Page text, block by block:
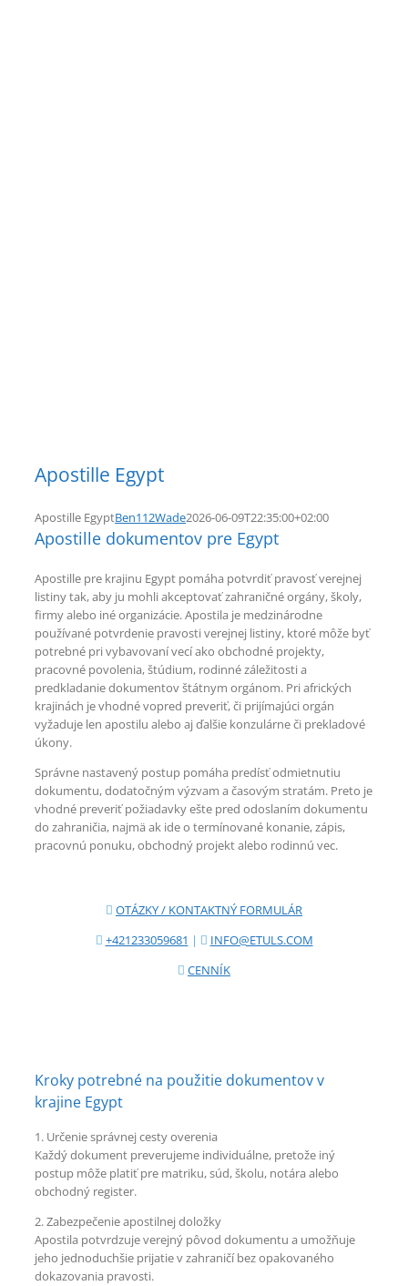
Apostille Egypt
Apostille EgyptBen112Wade2026-06-09T22:35:00+02:00
Apostille dokumentov pre Egypt
Apostille pre krajinu Egypt pomáha potvrdiť pravosť verejnej
listiny tak, aby ju mohli akceptovať zahraničné orgány, školy,
firmy alebo iné organizácie. Apostila je medzinárodne
používané potvrdenie pravosti verejnej listiny, ktoré môže byť
potrebné pri vybavovaní vecí ako obchodné projekty,
pracovné povolenia, štúdium, rodinné záležitosti a
predkladanie dokumentov štátnym orgánom. Pri afrických
krajinách je vhodné vopred preveriť, či prijímajúci orgán
vyžaduje len apostilu alebo aj ďalšie konzulárne či prekladové
úkony.
Správne nastavený postup pomáha predísť odmietnutiu
dokumentu, dodatočným výzvam a časovým stratám. Preto je
vhodné preveriť požiadavky ešte pred odoslaním dokumentu
do zahraničia, najmä ak ide o termínované konanie, zápis,
pracovnú ponuku, obchodný projekt alebo rodinnú vec.
OTÁZKY / KONTAKTNÝ FORMULÁR
+421233059681 |
INFO@ETULS.COM
CENNÍK
Kroky potrebné na použitie dokumentov v
krajine Egypt
1. Určenie správnej cesty overenia
Každý dokument preverujeme individuálne, pretože iný
postup môže platiť pre matriku, súd, školu, notára alebo
obchodný register.
2. Zabezpečenie apostilnej doložky
Apostila potvrdzuje verejný pôvod dokumentu a umožňuje
jeho jednoduchšie prijatie v zahraničí bez opakovaného
dokazovania pravosti.